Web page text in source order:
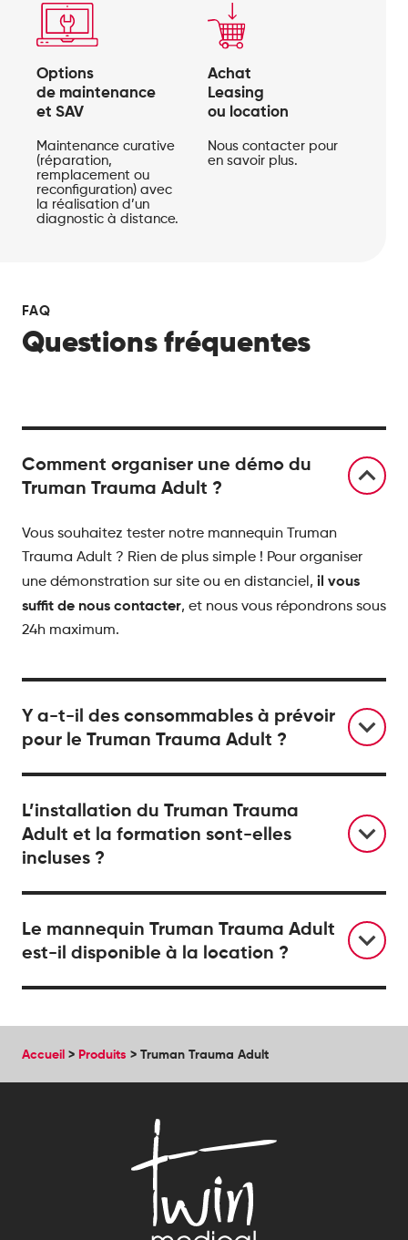
Options
de maintenance
et SAV
Maintenance curative
(réparation,
remplacement ou
reconfiguration) avec
la réalisation d’un
diagnostic à distance.
Achat
Leasing
ou location
Nous contacter pour
en savoir plus.
FAQ
Questions fréquentes
Comment organiser une démo du
Truman Trauma Adult ?
Vous souhaitez tester notre mannequin Truman
Trauma Adult ? Rien de plus simple ! Pour organiser
une démonstration sur site ou en distanciel, il vous
suffit de nous contacter, et nous vous répondrons sous
24h maximum.
Y a-t-il des consommables à prévoir
pour le Truman Trauma Adult ?
L’installation du Truman Trauma
Adult et la formation sont-elles
incluses ?
Le mannequin Truman Trauma Adult
est-il disponible à la location ?
Accueil > Produits > Truman Trauma Adult